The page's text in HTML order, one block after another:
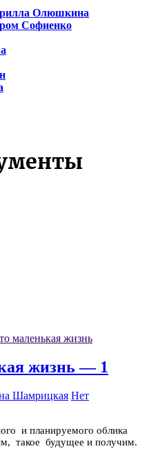
Олюшкина
Софиенко
маленькая жизнь
жизнь — 1
Шамрицкая Нет
и планируемого облика
такое будущее и получим.